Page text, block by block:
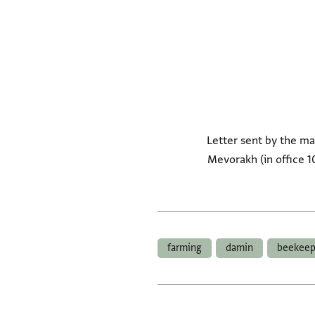
Letter sent by the
Mevorakh (in office
damin
farming